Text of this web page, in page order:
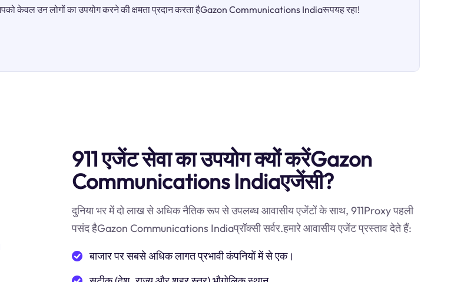
केवल उन लोगों का उपयोग करने की क्षमता प्रदान करता हैGazon Communications Indiaरूपयह रहा!
911 एजेंट सेवा का उपयोग क्यों करेंGazon
Communications Indiaएजेंसी?
दुनिया भर में दो लाख से अधिक नैतिक रूप से उपलब्ध आवासीय एजेंटों के साथ, 911Proxy पहली
पसंद हैGazon Communications Indiaप्रॉक्सी सर्वर.हमारे आवासीय एजेंट प्रस्ताव देते हैं:
बाजार पर सबसे अधिक लागत प्रभावी कंपनियों में से एक।